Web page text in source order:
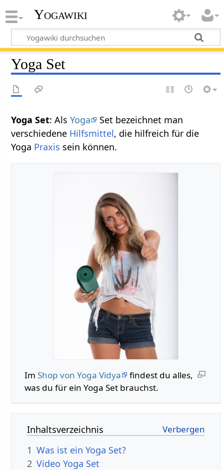
Yogawiki
Yoga Set
Yoga Set: AlsYoga
Set bezeichnet man
verschiedene Hilfsmittel, die hilfreich für die
Yoga Praxis sein können.
Im Shop von Yoga Vidya
findest du alles,
was du für ein Yoga Set brauchst.
Inhaltsverzeichnis
1 Was ist ein Yoga Set?
2 Video Yoga Set